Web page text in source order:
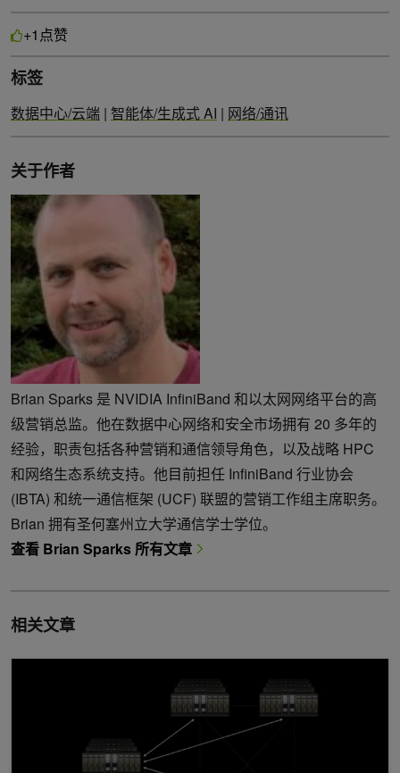
+1 点赞
标签
数据中心/云端 | 智能体/生成式 AI | 网络/通讯
关于作者
Brian Sparks 是 NVIDIA InfiniBand 和以太网网络平台的高
级营销总监。他在数据中心网络和安全市场拥有 20 多年的
经验，职责包括各种营销和通信领导角色，以及战略 HPC
和网络生态系统支持。他目前担任 InfiniBand 行业协会
(IBTA) 和统一通信框架 (UCF) 联盟的营销工作组主席职务。
Brian 拥有圣何塞州立大学通信学士学位。
查看 Brian Sparks 所有文章
相关文章